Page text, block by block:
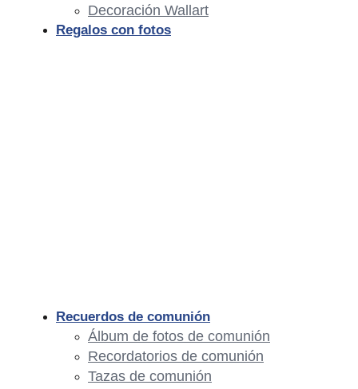
Decoración Wallart
Regalos con fotos
Recuerdos de comunión
Álbum de fotos de comunión
Recordatorios de comunión
Tazas de comunión